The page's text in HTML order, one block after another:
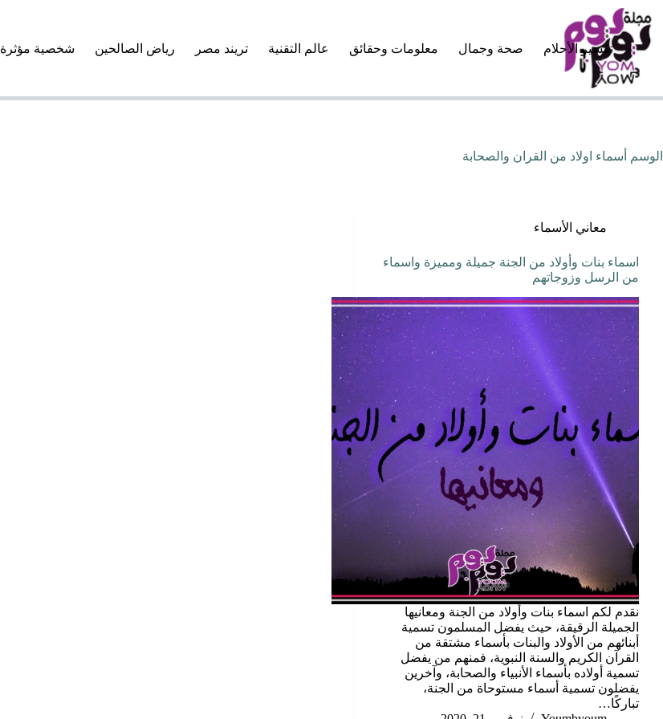
إلى
المحتوى
تفسير الأحلام صحة وجمال معلومات وحقائق عالم التقنية تريند مصر رياض الصالحين شخصية مؤثرة
الوسم أسماء اولاد من القران والصحابة
معاني الأسماء
اسماء بنات وأولاد من الجنة جميلة ومميزة واسماء
من الرسل وزوجاتهم
نقدم لكم اسماء بنات وأولاد من الجنة ومعانيها
الجميلة الرقيقة، حيث يفضل المسلمون تسمية
أبنائهم من الأولاد والبنات بأسماء مشتقة من
القرآن الكريم والسنة النبوية، فمنهم من يفضل
تسمية أولاده بأسماء الأنبياء والصحابة، وآخرين
يفضلون تسمية أسماء مستوحاة من الجنة،
تباركًا…